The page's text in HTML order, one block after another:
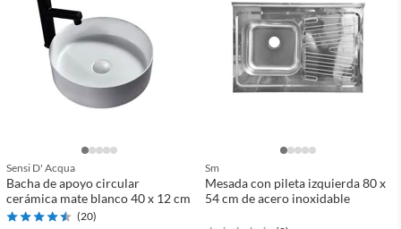
Sensi D' Acqua
Bacha de apoyo circular
cerámica mate blanco 40 x 12 cm
(20)
Sm
Mesada con pileta izquierda 80 x
54 cm de acero inoxidable